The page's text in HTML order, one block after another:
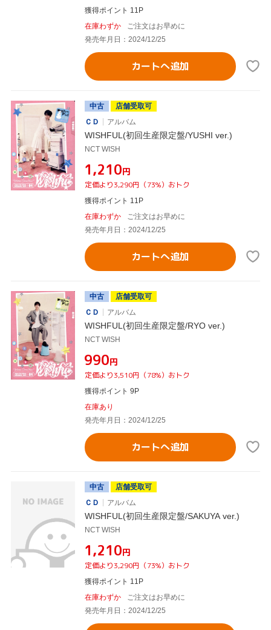
獲得ポイント 11P
在庫わずか
ご注文はお早めに
発売年月日：2024/12/25
カートへ追加
中古
店舗受取可
ＣＤ
アルバム
WISHFUL(初回生産限定盤/YUSHI ver.)
NCT WISH
¥1,210円
定価より3,290円（73%）おトク
獲得ポイント 11P
在庫わずか
ご注文はお早めに
発売年月日：2024/12/25
カートへ追加
中古
店舗受取可
ＣＤ
アルバム
WISHFUL(初回生産限定盤/RYO ver.)
NCT WISH
¥990円
定価より3,510円（78%）おトク
獲得ポイント 9P
在庫あり
発売年月日：2024/12/25
カートへ追加
中古
店舗受取可
ＣＤ
アルバム
WISHFUL(初回生産限定盤/SAKUYA ver.)
NCT WISH
¥1,210円
定価より3,290円（73%）おトク
獲得ポイント 11P
在庫わずか
ご注文はお早めに
発売年月日：2024/12/25